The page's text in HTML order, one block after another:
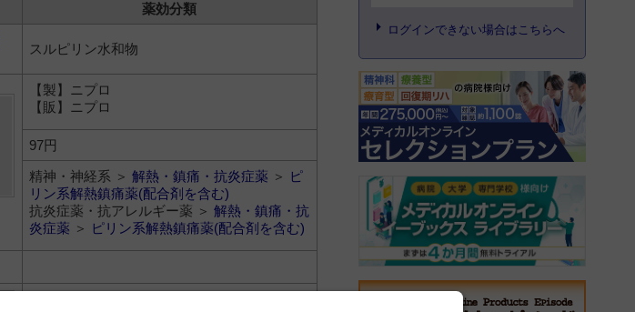
薬効分類
スルピリン水和物
【製】ニプロ
【販】ニプロ
97円
精神・神経系 ＞ 解熱・鎮痛・抗炎症薬 ＞
ピ
リン系解熱鎮痛薬(配合剤を含む)
抗炎症薬・抗アレルギー薬 ＞ 解熱・鎮痛・抗
炎症薬 ＞ ピリン系解熱鎮痛薬(配合剤を含む)
ログインできない場合はこちらへ